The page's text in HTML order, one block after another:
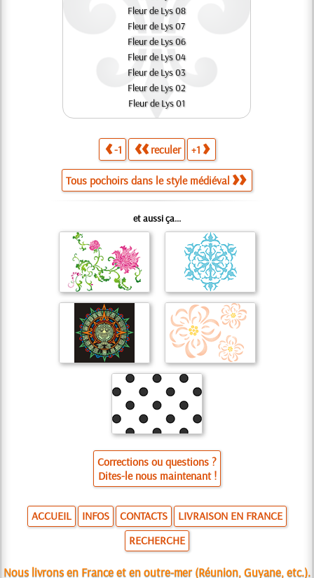
Fleur de Lys 08
Fleur de Lys 07
Fleur de Lys 06
Fleur de Lys 04
Fleur de Lys 03
Fleur de Lys 02
Fleur de Lys 01
-1 reculer +1
Tous pochoirs dans le style médiéval
et aussi ça...
Corrections ou questions ?
Dites-le nous maintenant !
ACCUEIL INFOS CONTACTS
LIVRAISON EN FRANCE
RECHERCHE
Nous livrons en France et en outre-mer (Réunion, Guyane, etc.).